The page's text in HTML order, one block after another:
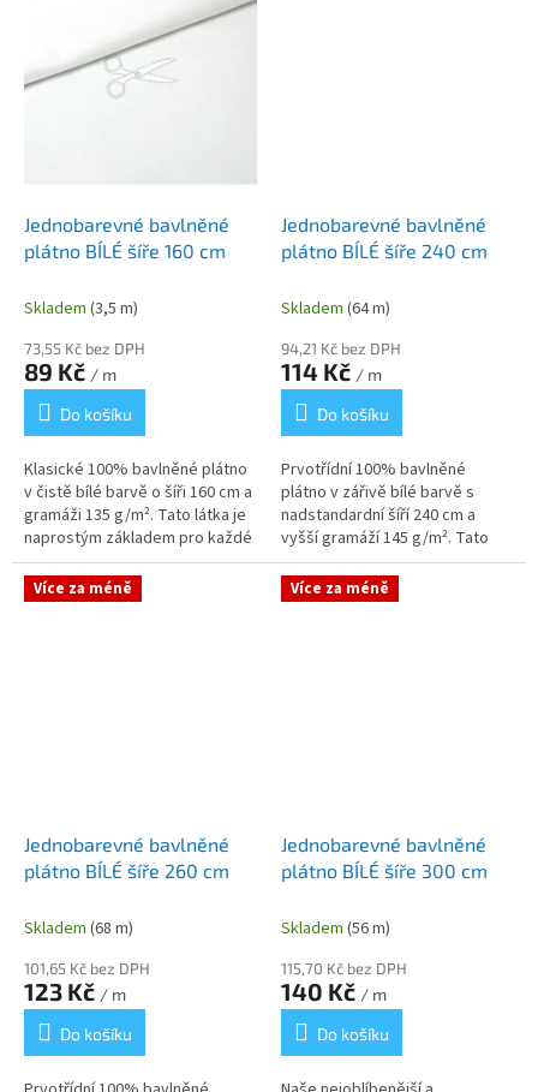
Jednobarevné bavlněné
plátno BÍLÉ šíře 160 cm
Skladem (3,5 m)
73,55 Kč bez DPH
89 Kč / m
Do košíku
Klasické 100% bavlněné plátno
v čistě bílé barvě o šíři 160 cm a
gramáži 135 g/m². Tato látka je
naprostým základem pro každé
tvoření - je jemná, prodyšná a
velmi příjemná...
Jednobarevné bavlněné
plátno BÍLÉ šíře 240 cm
Skladem (64 m)
94,21 Kč bez DPH
114 Kč / m
Do košíku
Prvotřídní 100% bavlněné
plátno v zářivě bílé barvě s
nadstandardní šíří 240 cm a
vyšší gramáží 145 g/m². Tato
látka je nepostradatelným
základem pro šití krojových
spodniček,...
Více za méně
Jednobarevné bavlněné
plátno BÍLÉ šíře 260 cm
Skladem (68 m)
101,65 Kč bez DPH
123 Kč / m
Do košíku
Více za méně
Jednobarevné bavlněné
plátno BÍLÉ šíře 300 cm
Skladem (56 m)
115,70 Kč bez DPH
140 Kč / m
Do košíku